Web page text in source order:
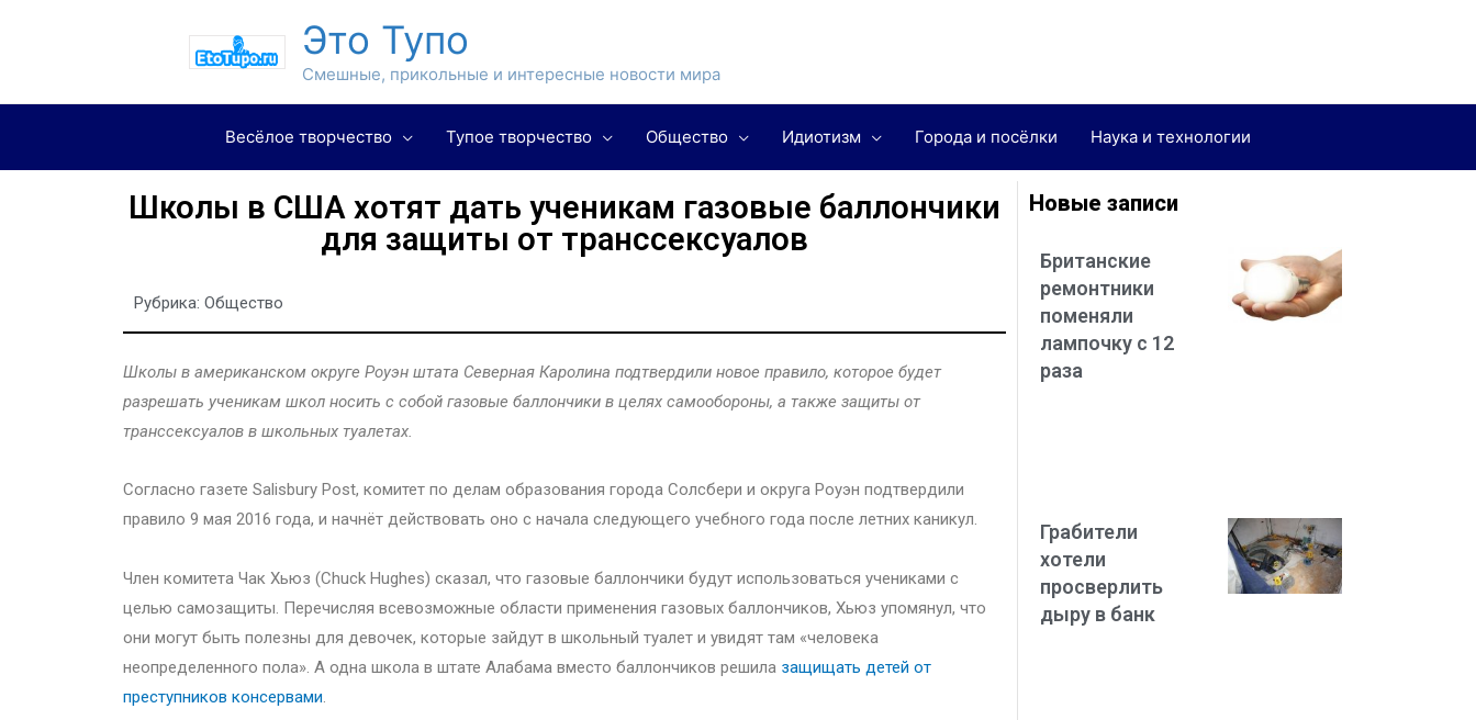
Это Тупо
Смешные, прикольные и интересные новости мира
Весёлое творчество Тупое творчество Общество Идиотизм Города и посёлки Наука и технологии
Школы в США хотят дать ученикам газовые баллончики
для защиты от транссексуалов
Рубрика: Общество
Школы в американском округе Роуэн штата Северная Каролина подтвердили новое правило, которое будет
разрешать ученикам школ носить с собой газовые баллончики в целях самообороны, а также защиты от
транссексуалов в школьных туалетах.
Согласно газете Salisbury Post, комитет по делам образования города Солсбери и округа Роуэн подтвердили
правило 9 мая 2016 года, и начнёт действовать оно с начала следующего учебного года после летних каникул.
Член комитета Чак Хьюз (Chuck Hughes) сказал, что газовые баллончики будут использоваться учениками с
целью самозащиты. Перечисляя всевозможные области применения газовых баллончиков, Хьюз упомянул, что
они могут быть полезны для девочек, которые зайдут в школьный туалет и увидят там «человека
неопределенного пола». А одна школа в штате Алабама вместо баллончиков решила защищать детей от
преступников консервами
Новые записи
Британские
ремонтники
поменяли
лампочку с 12
раза
Грабители
хотели
просверлить
дыру в банк